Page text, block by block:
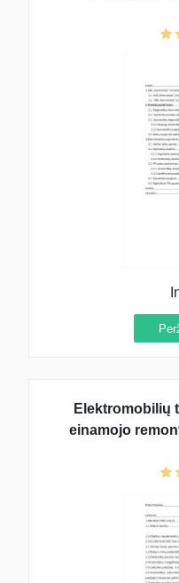
Elektromobilių
einamojo